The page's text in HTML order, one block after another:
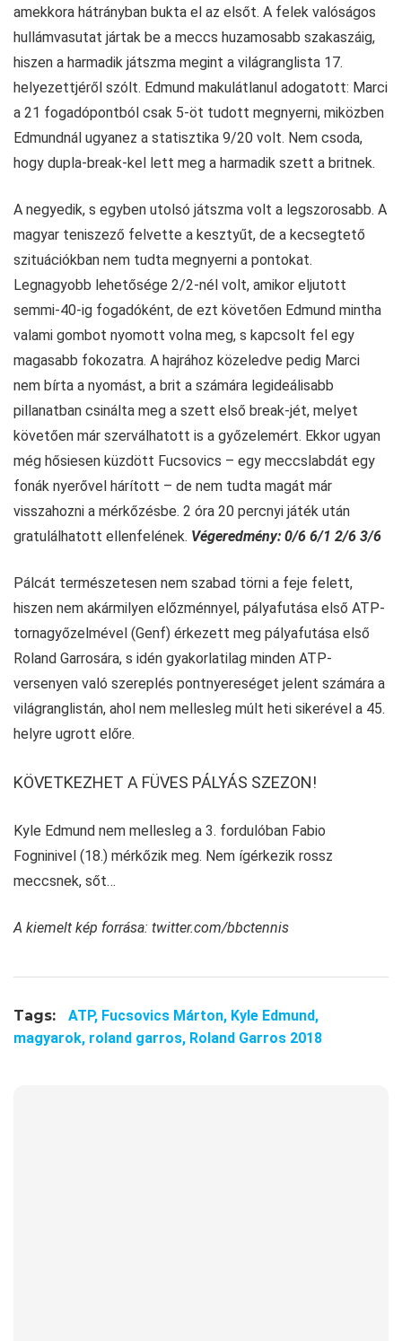
amekkora hátrányban bukta el az elsőt. A felek valóságos
hullámvasutat jártak be a meccs huzamosabb szakaszáig,
hiszen a harmadik játszma megint a világranglista 17.
helyezettjéről szólt. Edmund makulátlanul adogatott: Marci
a 21 fogadópontból csak 5-öt tudott megnyerni, miközben
Edmundnál ugyanez a statisztika 9/20 volt. Nem csoda,
hogy dupla-break-kel lett meg a harmadik szett a britnek.
A negyedik, s egyben utolsó játszma volt a legszorosabb. A
magyar teniszező felvette a kesztyűt, de a kecsegtető
szituációkban nem tudta megnyerni a pontokat.
Legnagyobb lehetősége 2/2-nél volt, amikor eljutott
semmi-40-ig fogadóként, de ezt követően Edmund mintha
valami gombot nyomott volna meg, s kapcsolt fel egy
magasabb fokozatra. A hajrához közeledve pedig Marci
nem bírta a nyomást, a brit a számára legideálisabb
pillanatban csinálta meg a szett első break-jét, melyet
követően már szerválhatott is a győzelemért. Ekkor ugyan
még hősiesen küzdött Fucsovics – egy meccslabdát egy
fonák nyerővel hárított – de nem tudta magát már
visszahozni a mérkőzésbe. 2 óra 20 percnyi játék után
gratulálhatott ellenfelének. Végeredmény: 0/6 6/1 2/6 3/6
Pálcát természetesen nem szabad törni a feje felett,
hiszen nem akármilyen előzménnyel, pályafutása első ATP-
tornagyőzelmével (Genf) érkezett meg pályafutása első
Roland Garrosára, s idén gyakorlatilag minden ATP-
versenyen való szereplés pontnyereséget jelent számára a
világranglistán, ahol nem mellesleg múlt heti sikerével a 45.
helyre ugrott előre.
KÖVETKEZHET A FÜVES PÁLYÁS SZEZON!
Kyle Edmund nem mellesleg a 3. fordulóban Fabio
Fogninivel (18.) mérkőzik meg. Nem ígérkezik rossz
meccsnek, sőt…
A kiemelt kép forrása: twitter.com/bbctennis
Tags: ATP, Fucsovics Márton, Kyle Edmund,
magyarok, roland garros, Roland Garros 2018